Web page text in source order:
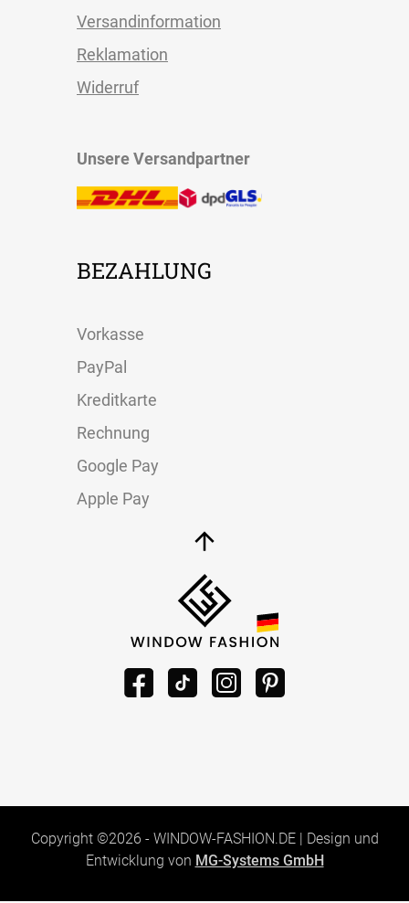
Versandinformation
Reklamation
Widerruf
Unsere Versandpartner
BEZAHLUNG
Vorkasse
PayPal
Kreditkarte
Rechnung
Google Pay
Apple Pay
Copyright ©2026 - WINDOW-FASHION.DE| Design und
Entwicklung von MG-Systems GmbH